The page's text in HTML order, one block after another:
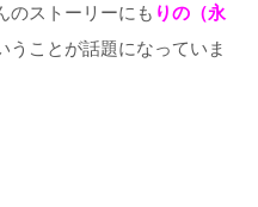
のストーリーにも りの（永
うことが話題になっていま